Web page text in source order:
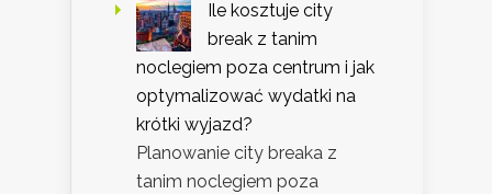
Ile kosztuje city
break z tanim
noclegiem poza centrum i jak
optymalizować wydatki na
krótki wyjazd?
Planowanie city breaka z
tanim noclegiem poza